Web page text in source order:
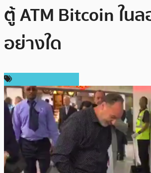
ตู้ ATM Bitcoin ใน
อย่างใด